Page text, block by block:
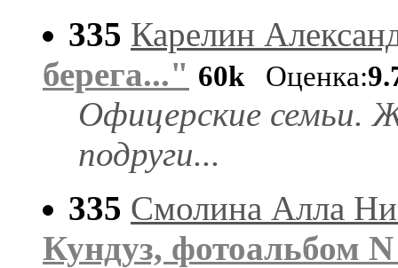
335 Карелин
берега..." 60k Оценка:
Офицерские семьи.
подруги...
335 Смолина Алла
Кундуз, фотоальбом